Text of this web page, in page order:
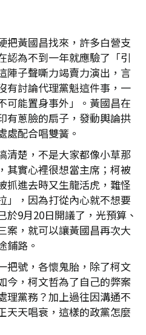
把黃國昌找來，許多白營支
認為不到一年就應驗了「引
陣子聲嘶力竭賣力演出，言
有討論代理黨魁這件事，一
可能置身事外」。黃國昌在
有蔥臉的扇子，發動輿論拱
處配合唱雙簧。
清楚，不是大家都像小草那
其實心裡很想當主席；柯被
抓進去時又生龍活虎，難怪
」，因為打從內心就不想要
9月20日開議了，光預算、
案，就可以讓黃國昌再次大
鋪路。
把號，各懷鬼胎，除了柯文
今，柯文哲為了自己的弊案
理黨務？加上過往因溝通不
天天唱衰，這樣的政黨怎麼